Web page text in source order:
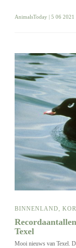
AnimalsToday | 5 06 2021
BINNENLAND,
Texel
Mooi nieuws van Texel.